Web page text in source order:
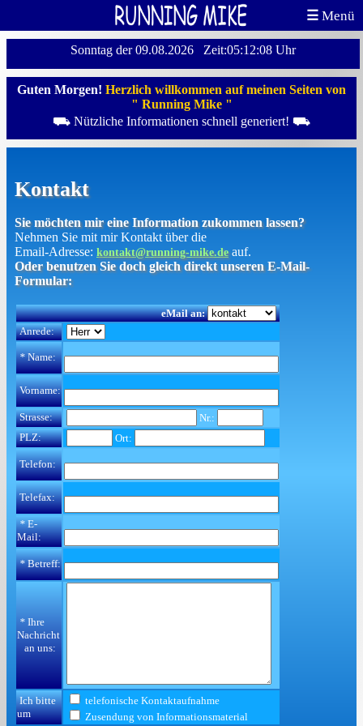
☰ Menü
Sonntag der 09.08.2026 Zeit:05:12:08 Uhr
Guten Morgen! Herzlich willkommen auf meinen Seiten von
" Running Mike "
⛟ Nützliche Informationen schnell generiert! ⛟
Kontakt
Sie möchten mir eine Information zukommen lassen?
Nehmen Sie mit mir Kontakt über die
Email-Adresse: kontakt@running-mike.deauf.
Oder benutzen Sie doch gleich direkt unseren E-Mail-
Formular:
eMail an:
Anrede:
*Name:
Vorname:
Strasse:
Nr.:
PLZ:
Ort:
Telefon:
Telefax:
*E-
Mail:
*Betreff:
* Ihre
Nachricht
an uns:
Ich bitte
um
telefonische Kontaktaufnahme
Zusendung von Informationsmaterial